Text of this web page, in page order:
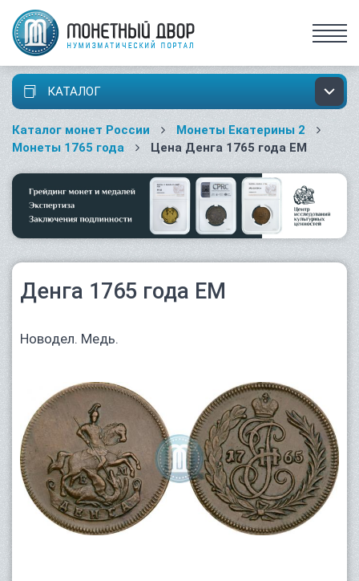
КАТАЛОГ
Каталог монет России
Монеты Екатерины 2
Монеты 1765 года
Цена Денга 1765 года ЕМ
Денга 1765 года ЕМ
Новодел. Медь.